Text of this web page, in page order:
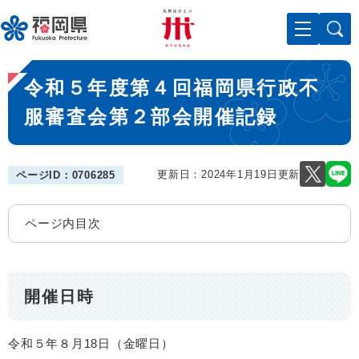
ー
ジ
先
頭
。
メニューを飛ばして本文へ
本
文
令和５年度第４回福岡県行政不
服審査会第２部会開催記録
ページID：0706285 更新日：2024年1月19日更新
ページ内目次
開催日時
令和５年８月18日（金曜日）